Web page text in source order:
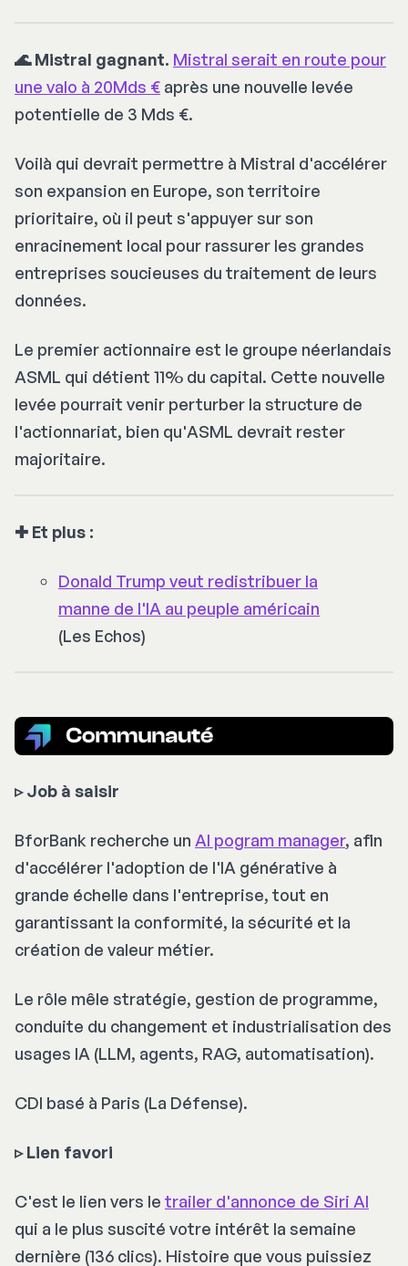
🌊 Mistral gagnant. Mistral serait en route pour
une valo à 20Mds € après une nouvelle levée
potentielle de 3 Mds €.
Voilà qui devrait permettre à Mistral d'accélérer
son expansion en Europe, son territoire
prioritaire, où il peut s'appuyer sur son
enracinement local pour rassurer les grandes
entreprises soucieuses du traitement de leurs
données.
Le premier actionnaire est le groupe néerlandais
ASML qui détient 11% du capital. Cette nouvelle
levée pourrait venir perturber la structure de
l'actionnariat, bien qu'ASML devrait rester
majoritaire.
✚ Et plus :
Donald Trump veut redistribuer la
manne de l'IA au peuple américain
(Les Echos)
▹ Job à saisir
BforBank recherche un AI pogram manager, afin
d'accélérer l'adoption de l'IA générative à
grande échelle dans l'entreprise, tout en
garantissant la conformité, la sécurité et la
création de valeur métier.
Le rôle mêle stratégie, gestion de programme,
conduite du changement et industrialisation des
usages IA (LLM, agents, RAG, automatisation).
CDI basé à Paris (La Défense).
▹ Lien favori
C'est le lien vers le trailer d'annonce de Siri AI
qui a le plus suscité votre intérêt la semaine
dernière (136 clics). Histoire que vous puissiez